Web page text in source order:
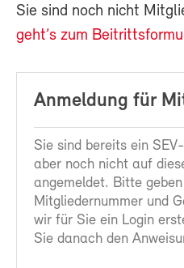
Sie sind noch nicht
geht’s zum
Anmeldung für
Sie sind bereits ein
aber noch nicht auf
angemeldet. Bitte
Mitgliedernummer und
wir für Sie ein Login
Sie danach den